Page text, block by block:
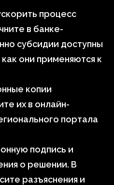
процесс
в банке-
субсидии доступны
они применяются к
копии
их в онлайн-
портала
подпись и
о решении. В
разъяснения и